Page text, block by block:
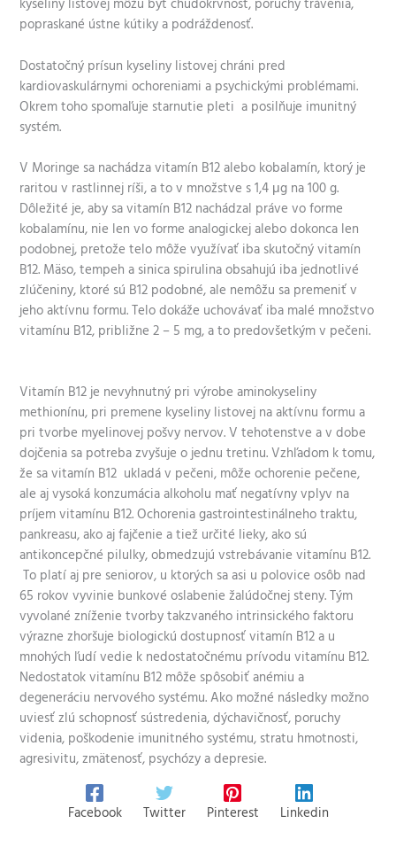
kyseliny listovej môžu byť chudokrvnosť, poruchy trávenia,
popraskané ústne kútiky a podráždenosť.
Dostatočný prísun kyseliny listovej chráni pred
kardiovaskulárnymi ochoreniami a psychickými problémami.
Okrem toho spomaľuje starnutie pleti a posilňuje imunitný
systém.
V Moringe sa nachádza vitamín B12 alebo kobalamín, ktorý je
raritou v rastlinnej ríši, a to v množstve s 1,4 μg na 100 g.
Dôležité je, aby sa vitamín B12 nachádzal práve vo forme
kobalamínu, nie len vo forme analogickej alebo dokonca len
podobnej, pretože telo môže využívať iba skutočný vitamín
B12. Mäso, tempeh a sinica spirulina obsahujú iba jednotlivé
zlúčeniny, ktoré sú B12 podobné, ale nemôžu sa premeniť v
jeho aktívnu formu. Telo dokáže uchovávať iba malé množstvo
vitamínu B12, približne 2 – 5 mg, a to predovšetkým v pečeni.
Vitamín B12 je nevyhnutný pri výrobe aminokyseliny
methionínu, pri premene kyseliny listovej na aktívnu formu a
pri tvorbe myelinovej pošvy nervov. V tehotenstve a v dobe
dojčenia sa potreba zvyšuje o jednu tretinu. Vzhľadom k tomu,
že sa vitamín B12 ukladá v pečeni, môže ochorenie pečene,
ale aj vysoká konzumácia alkoholu mať negatívny vplyv na
príjem vitamínu B12. Ochorenia gastrointestinálneho traktu,
pankreasu, ako aj fajčenie a tiež určité lieky, ako sú
antikoncepčné pilulky, obmedzujú vstrebávanie vitamínu B12.
To platí aj pre seniorov, u ktorých sa asi u polovice osôb nad
65 rokov vyvinie bunkové oslabenie žalúdočnej steny. Tým
vyvolané zníženie tvorby takzvaného intrinsického faktoru
výrazne zhoršuje biologickú dostupnosť vitamín B12 a u
mnohých ľudí vedie k nedostatočnému prívodu vitamínu B12.
Nedostatok vitamínu B12 môže spôsobiť anémiu a
degeneráciu nervového systému. Ako možné následky možno
uviesť zlú schopnosť sústredenia, dýchavičnosť, poruchy
videnia, poškodenie imunitného systému, stratu hmotnosti,
agresivitu, zmätenosť, psychózy a depresie.
Facebook Twitter Pinterest Linkedin